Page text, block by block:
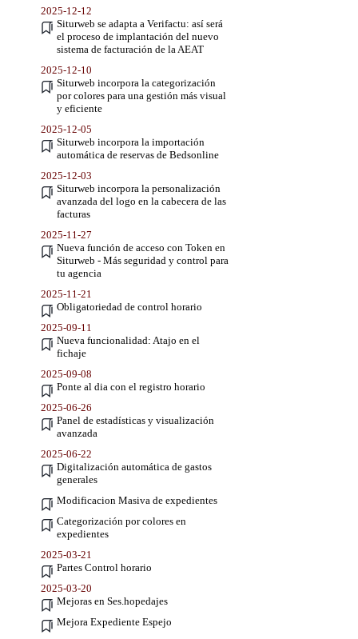
2025-12-12
Siturweb se adapta a Verifactu: así será
el proceso de implantación del nuevo
sistema de facturación de la AEAT
2025-12-10
Siturweb incorpora la categorización
por colores para una gestión más visual
y eficiente
2025-12-05
Siturweb incorpora la importación
automática de reservas de Bedsonline
2025-12-03
Siturweb incorpora la personalización
avanzada del logo en la cabecera de las
facturas
2025-11-27
Nueva función de acceso con Token en
Siturweb - Más seguridad y control para
tu agencia
2025-11-21
Obligatoriedad de control horario
2025-09-11
Nueva funcionalidad: Atajo en el
fichaje
2025-09-08
Ponte al dia con el registro horario
2025-06-26
Panel de estadísticas y visualización
avanzada
2025-06-22
Digitalización automática de gastos
generales
Modificacion Masiva de expedientes
Categorización por colores en
expedientes
2025-03-21
Partes Control horario
2025-03-20
Mejoras en Ses.hopedajes
Mejora Expediente Espejo